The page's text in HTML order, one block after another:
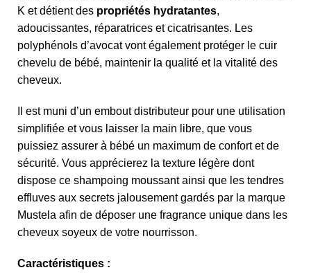
K et détient des propriétés hydratantes,
adoucissantes, réparatrices et cicatrisantes. Les
polyphénols d’avocat vont également protéger le cuir
chevelu de bébé, maintenir la qualité et la vitalité des
cheveux.
Il est muni d’un embout distributeur pour une utilisation
simplifiée et vous laisser la main libre, que vous
puissiez assurer à bébé un maximum de confort et de
sécurité. Vous apprécierez la texture légère dont
dispose ce shampoing moussant ainsi que les tendres
effluves aux secrets jalousement gardés par la marque
Mustela afin de déposer une fragrance unique dans les
cheveux soyeux de votre nourrisson.
Caractéristiques :